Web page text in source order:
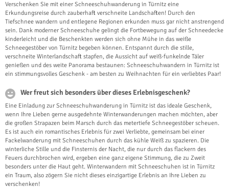
Verschenken Sie mit einer Schneeschuhwanderung in Türnitz eine
Erkundungsreise durch zauberhaft verschneite Landschaften! Durch den
Tiefschnee wandern und entlegene Regionen erkunden muss gar nicht anstrengend
sein. Dank moderner Schneeschuhe gelingt die Fortbewegung auf der Schneedecke
kinderleicht und die Beschenkten werden sich ohne Mühe in das weiße
Schneegestöber von Türnitz begeben können. Entspannt durch die stille,
verschneite Winterlandschaft stapfen, die Aussicht auf weiß-funkelnde Täler
genießen und des weite Panorama bestaunen: Schneeschuhwandern in Türnitz ist
ein stimmungsvolles Geschenk - am besten zu Weihnachten für ein verliebtes Paar!
Wer freut sich besonders über dieses Erlebnisgeschenk?
Eine Einladung zur Schneeschuhwanderung in Türnitz ist das ideale Geschenk,
wenn Ihre Lieben gerne ausgedehnte Winterwanderungen machen möchten, aber
die großen Strapazen beim Marsch durch das metertiefe Schneegestöber scheuen.
Es ist auch ein romantisches Erlebnis für zwei Verliebte, gemeinsam bei einer
Fackelwanderung mit Schneeschuhen durch das kühle Weiß zu spazieren. Die
winterliche Stille und die Finsternis der Nacht, die nur durch das flackern des
Feuers durchbrochen wird, ergeben eine ganz eigene Stimmung, die zu Zweit
besonders unter die Haut geht. Winterwandern mit Schneeschuhen ist in Türnitz
ein Traum, also zögern Sie nicht dieses einzigartige Erlebnis an Ihre Lieben zu
verschenken!